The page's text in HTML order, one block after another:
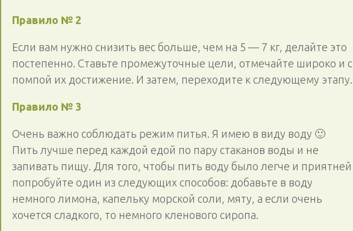
Правило № 2
Если вам нужно снизить вес больше, чем на 5 — 7 кг, делайте это
постепенно. Ставьте промежуточные цели, отмечайте широко и с
помпой их достижение. И затем, переходите к следующему этапу.
Правило № 3
Очень важно соблюдать режим питья. Я имею в виду воду 🙂
Пить лучше перед каждой едой по пару стаканов воды и не
запивать пищу. Для того, чтобы пить воду было легче и приятней
попробуйте один из следующих способов: добавьте в воду
немного лимона, капельку морской соли, мяту, а если очень
хочется сладкого, то немного кленового сиропа.